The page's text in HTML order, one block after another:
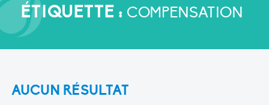
ÉTIQUETTE : COMPENSATION
AUCUN RÉSULTAT